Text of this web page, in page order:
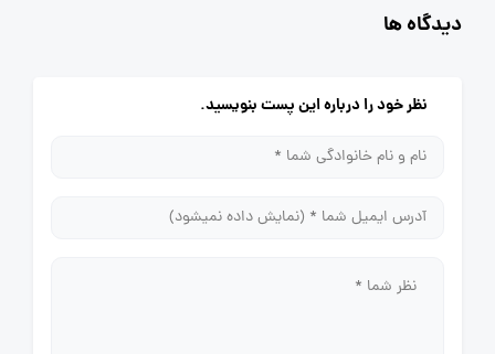
دیدگاه ها
نظر خود را درباره این پست بنویسید.